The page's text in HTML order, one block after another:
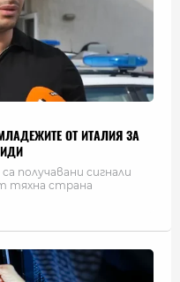
ОТ ИТАЛИЯ ЗА
получавани сигнали
тяхна страна